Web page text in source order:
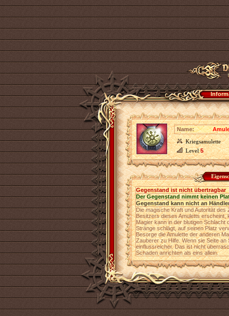
Name:
Kriegsamulette
Level5
Gegenstand ist nicht übertragbar
Der Gegenstand nimmt keinen
Gegenstand kann nicht an
Die magische Kraft und Autorität
Besitzers dieses Amuletts erscheint,
Magier kann in der blutigen Schlacht
Stränge schlägt, auf seinen Platz
Besorge die Amulette der anderen
Zauberer zu Hilfe. Wenn sie Seite
einflussreicher. Das ist nicht
Schaden anrichten als eins allein.